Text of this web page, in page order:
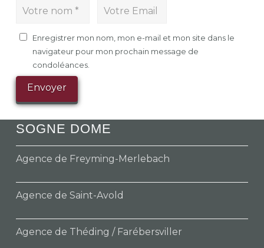
Enregistrer mon nom, mon e-mail et mon site dans le
navigateur pour mon prochain message de
condoléances.
SOGNE DOME
Agence de Freyming-Merlebach
Agence de Saint-Avold
Agence de Théding / Farébersviller